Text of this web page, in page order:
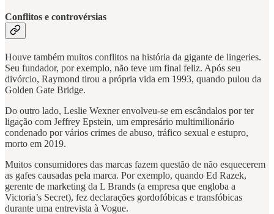
Conflitos e controvérsias
Houve também muitos conflitos na história da gigante de lingeries.
Seu fundador, por exemplo, não teve um final feliz. Após seu
divórcio, Raymond tirou a própria vida em 1993, quando pulou da
Golden Gate Bridge.
Do outro lado, Leslie Wexner envolveu-se em escândalos por ter
ligação com Jeffrey Epstein, um empresário multimilionário
condenado por vários crimes de abuso, tráfico sexual e estupro,
morto em 2019.
Muitos consumidores das marcas fazem questão de não esquecerem
as gafes causadas pela marca. Por exemplo, quando Ed Razek,
gerente de marketing da L Brands (a empresa que engloba a
Victoria’s Secret), fez declarações gordofóbicas e transfóbicas
durante uma entrevista à Vogue.